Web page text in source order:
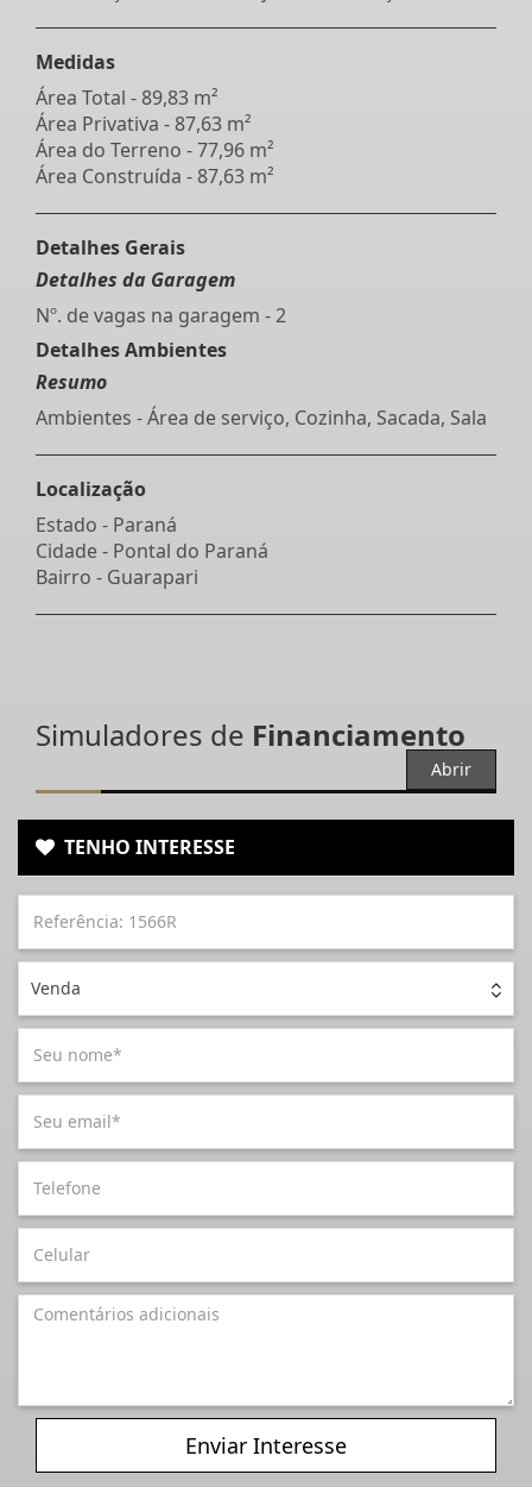
Medidas
Área Total - 89,83 m²
Área Privativa - 87,63 m²
Área do Terreno - 77,96 m²
Área Construída - 87,63 m²
Detalhes Gerais
Detalhes da Garagem
Nº. de vagas na garagem - 2
Detalhes Ambientes
Resumo
Ambientes - Área de serviço, Cozinha, Sacada, Sala
Localização
Estado - Paraná
Cidade - Pontal do Paraná
Bairro - Guarapari
Simuladores de Financiamento
Abrir
TENHO INTERESSE
Venda
Enviar Interesse